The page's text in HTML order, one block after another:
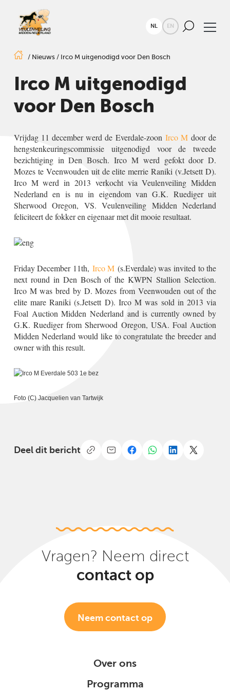
NL EN
/ Nieuws/ Irco M uitgenodigd voor Den Bosch
Irco M uitgenodigd
voor Den Bosch
Vrijdag 11 december werd de Everdale-zoon Irco Mdoor de
hengstenkeuringscommissie uitgenodigd voor de tweede
bezichtiging in Den Bosch. Irco M werd gefokt door D.
Mozes te Veenwouden uit de elite merrie Raniki (v.Jetsett D).
Irco M werd in 2013 verkocht via Veulenveiling Midden
Nederland en is nu in eigendom van G.K. Ruediger uit
Sherwood Oregon, VS. Veulenveiling Midden Nederland
feliciteert de fokker en eigenaar met dit mooie resultaat.
Friday December 11th, Irco M (s.Everdale) was invited to the
next round in Den Bosch of the KWPN Stallion Selection.
Irco M was bred by D. Mozes from Veenwouden out of the
elite mare Raniki (s.Jetsett D). Irco M was sold in 2013 via
Foal Auction Midden Nederland and is currently owned by
G.K. Ruediger from Sherwood Oregon, USA. Foal Auction
Midden Nederland would like to congratulate the breeder and
owner with this result.
Foto (C) Jacquelien van Tartwijk
Deel dit bericht
Vragen? Neem direct
contact op
Neem contact op
Over ons
Programma